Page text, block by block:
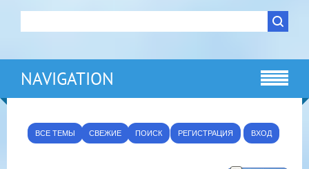
NAVIGATION
ВСЕ ТЕМЫ СВЕЖИЕ ПОИСК РЕГИСТРАЦИЯ ВХОД